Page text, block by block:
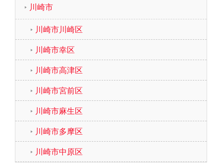
川崎市
川崎市川崎区
川崎市幸区
川崎市高津区
川崎市宮前区
川崎市麻生区
川崎市多摩区
川崎市中原区